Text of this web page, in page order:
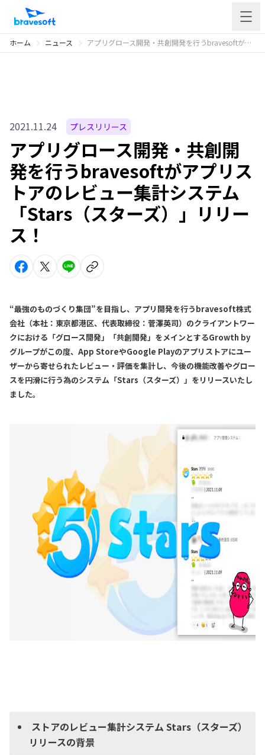
ホーム ニュース アプリグロース開発・共創開発を行うbravesoftがアプリストアのレビュー集計システム「Stars（スターズ）」リリース！
2021.11.24 プレスリリース
アプリグロース開発・共創開
発を行うbravesoftがアプリス
トアのレビュー集計システム
「Stars（スターズ）」リリー
ス！
“最強のものづくり集団”を目指し、アプリ開発を行うbravesoft株式
会社（本社：東京都港区、代表取締役：菅澤英司）のクライアントワー
クにおける「グロース開発」「共創開発」をメインとするGrowth by
グループがこの度、App StoreやGoogle Playのアプリストアにユー
ザーから寄せられたレビュー・評価を集計し、今後の機能改善やグロー
スを円滑に行う為のシステム「Stars（スターズ）」をリリースいたし
ました。
ストアのレビュー集計システム Stars（スターズ）
リリースの背景